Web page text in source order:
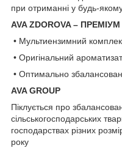
при отриманні у будь-
AVA ZDOROVA –
• Мультиензимний
• Оригінальний
• Оптимально
AVA GROUP
Піклується про
сільськогосподарських
господарствах різних
року